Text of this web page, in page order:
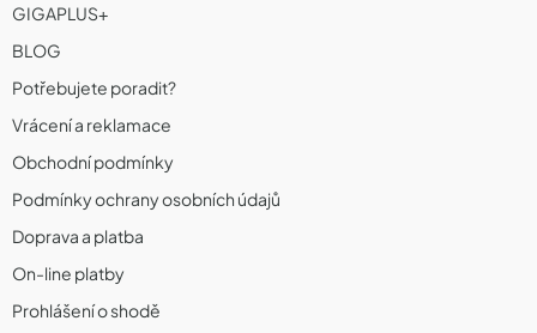
GIGAPLUS+
BLOG
Potřebujete poradit?
Vrácení a reklamace
Obchodní podmínky
Podmínky ochrany osobních údajů
Doprava a platba
On-line platby
Prohlášení o shodě